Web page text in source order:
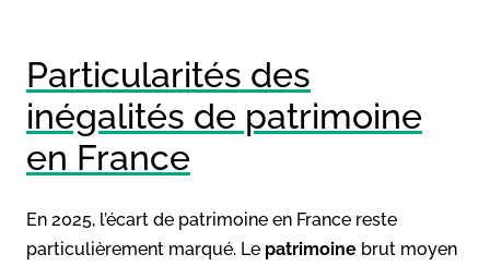
Particularités des
inégalités de patrimoine
en France
En 2025, l’écart de patrimoine en France reste
particulièrement marqué. Le patrimoine brut moyen